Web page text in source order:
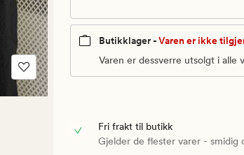
Butikklager -Varen er ikke
Varen er dessverre utsolgt i alle
Fri frakt til butikk
Gjelder de flester varer - smidig